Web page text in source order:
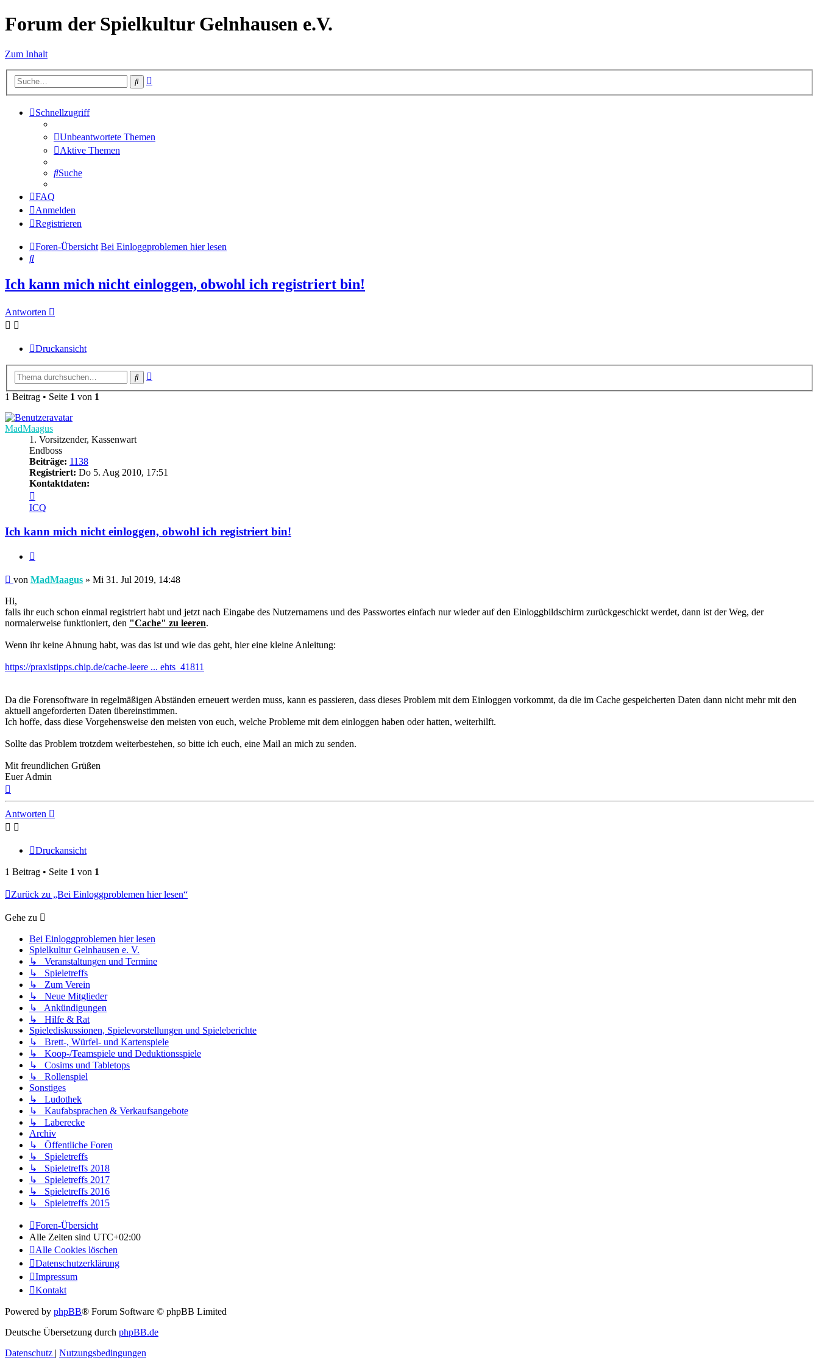
Forum der Spielkultur Gelnhausen e.V.
Zum Inhalt
Suche
Schnellzugriff
Unbeantwortete Themen
Aktive Themen
Suche
FAQ
Anmelden
Registrieren
Foren-Übersicht Bei Einloggproblemen hier lesen
Suche
Ich kann mich nicht einloggen, obwohl ich registriert bin!
Antworten
Druckansicht
Suche
1 Beitrag • Seite 1 von 1
MadMaagus
1. Vorsitzender, Kassenwart
Endboss
Beiträge: 1138
Registriert: Do 5. Aug 2010, 17:51
Kontaktdaten:
von
MadMaagus
ICQ
Ich kann mich nicht einloggen, obwohl ich registriert bin!
Beitrag
von MadMaagus » Mi 31. Jul 2019, 14:48
Hi,
falls ihr euch schon einmal registriert habt und jetzt nach Eingabe des Nutzernamens und des Passwortes einfach nur wieder auf den Einloggbildschirm zurückgeschickt werdet, dann ist der Weg, der
normalerweise funktioniert, den "Cache" zu leeren.
Wenn ihr keine Ahnung habt, was das ist und wie das geht, hier eine kleine Anleitung:
https://praxistipps.chip.de/cache-leere ... ehts_41811
Da die Forensoftware in regelmäßigen Abständen erneuert werden muss, kann es passieren, dass dieses Problem mit dem Einloggen vorkommt, da die im Cache gespeicherten Daten dann nicht mehr mit den
aktuell angeforderten Daten übereinstimmen.
Ich hoffe, dass diese Vorgehensweise den meisten von euch, welche Probleme mit dem einloggen haben oder hatten, weiterhilft.
Sollte das Problem trotzdem weiterbestehen, so bitte ich euch, eine Mail an mich zu senden.
Mit freundlichen Grüßen
Euer Admin
Antworten
Druckansicht
1 Beitrag • Seite 1 von 1
Zurück zu „Bei Einloggproblemen hier lesen“
Gehe zu
Bei Einloggproblemen hier lesen
Spielkultur Gelnhausen e. V.
↳ Veranstaltungen und Termine
↳ Spieletreffs
↳ Zum Verein
↳ Neue Mitglieder
↳ Ankündigungen
↳ Hilfe & Rat
Spielediskussionen, Spielevorstellungen und Spieleberichte
↳ Brett-, Würfel- und Kartenspiele
↳ Koop-/Teamspiele und Deduktionsspiele
↳ Cosims und Tabletops
↳ Rollenspiel
Sonstiges
↳ Ludothek
↳ Kaufabsprachen & Verkaufsangebote
↳ Laberecke
Archiv
↳ Öffentliche Foren
↳ Spieletreffs
↳ Spieletreffs 2018
↳ Spieletreffs 2017
↳ Spieletreffs 2016
↳ Spieletreffs 2015
Foren-Übersicht
Alle Zeiten sind UTC+02:00
Alle Cookies löschen
Datenschutzerklärung
Impressum
Kontakt
Powered by phpBB® Forum Software © phpBB Limited
Deutsche Übersetzung durch phpBB.de
Datenschutz | Nutzungsbedingungen